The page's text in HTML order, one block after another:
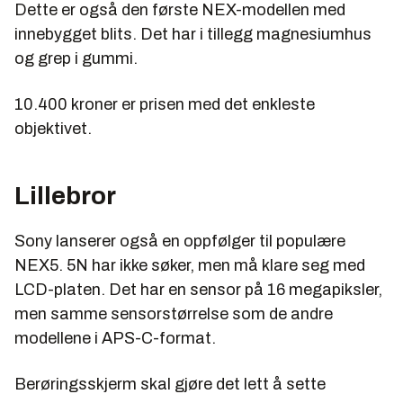
Dette er også den første NEX-modellen med
innebygget blits. Det har i tillegg magnesiumhus
og grep i gummi.
10.400 kroner er prisen med det enkleste
objektivet.
Lillebror
Sony lanserer også en oppfølger til populære
NEX5. 5N har ikke søker, men må klare seg med
LCD-platen. Det har en sensor på 16 megapiksler,
men samme sensorstørrelse som de andre
modellene i APS-C-format.
Berøringsskjerm skal gjøre det lett å sette